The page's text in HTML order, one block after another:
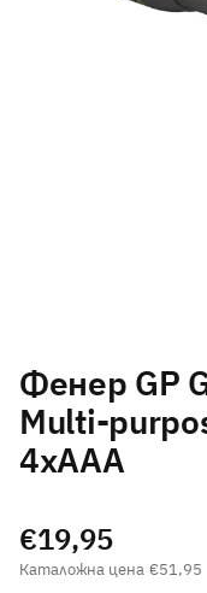
Фенер GP
Multi-
4xAAA
€19,95
€51,95